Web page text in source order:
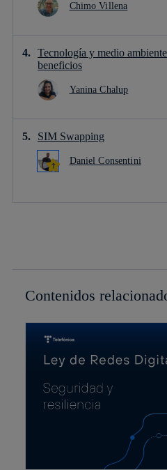
Chimo Villena
Tecnología y medio
beneficios
Yanina Chalup
SIM Swapping
Daniel Consentini
Contenidos